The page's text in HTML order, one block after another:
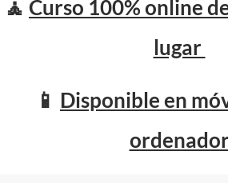
🧘 Curso 100% online
lugar
📱 Disponible en